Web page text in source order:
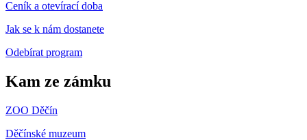
Ceník a otevírací doba
Jak se k nám dostanete
Odebírat program
Kam ze zámku
ZOO Děčín
Děčínské muzeum